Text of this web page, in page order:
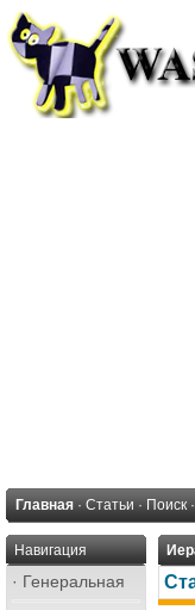
Главная · Статьи · Поиск ·
Навигация
· Генеральная